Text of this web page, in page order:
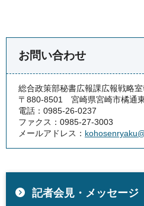
お問い合わせ
総合政策部秘書広報課広報戦略
〒880-8501 宮崎県宮崎市橘通
電話：0985-26-0237
ファクス：0985-27-3003
メールアドレス：
記者会見・メッセージ